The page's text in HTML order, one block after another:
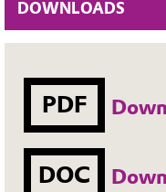
DOWNLOADS
PDF
DOC